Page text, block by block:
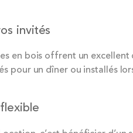
invités
en bois offrent un
pour un dîner ou installés